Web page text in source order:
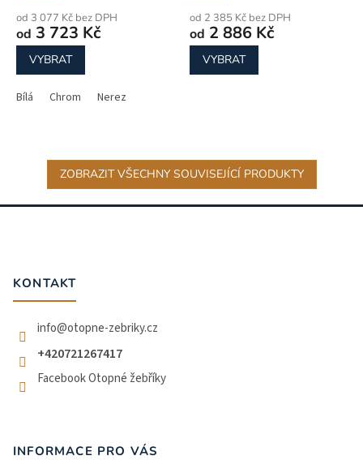
od 3 077 Kč bez DPH
od 3 723 Kč
VYBRAT
Bílá Chrom Nerez
od 2 385 Kč bez DPH
od 2 886 Kč
VYBRAT
ZOBRAZIT VŠECHNY SOUVISEJÍCÍ PRODUKTY
Z
KONTAKT
info@otopne-zebriky.cz
+420721267417
Facebook Otopné žebříky
INFORMACE PRO VÁS